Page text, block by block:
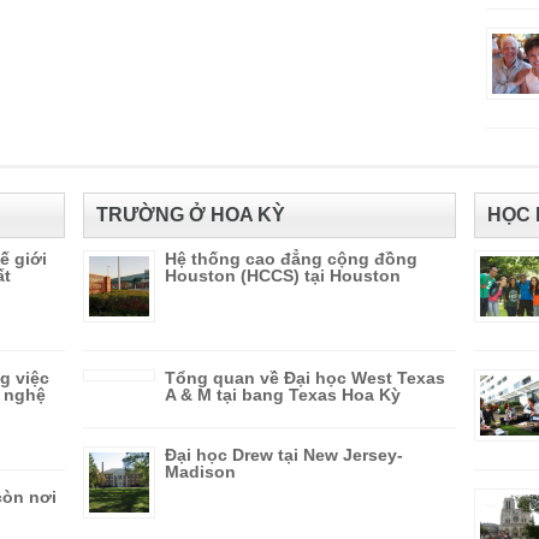
giới
việc
nghệ
nơi
TRƯỜNG Ở HOA KỲ
Hệ thống cao đẳng cộng đồng
Houston (HCCS) tại Houston
Tổng quan về Đại học West Texas
A & M tại bang Texas Hoa Kỳ
Đại học Drew tại New Jersey-
Madison
HỌC